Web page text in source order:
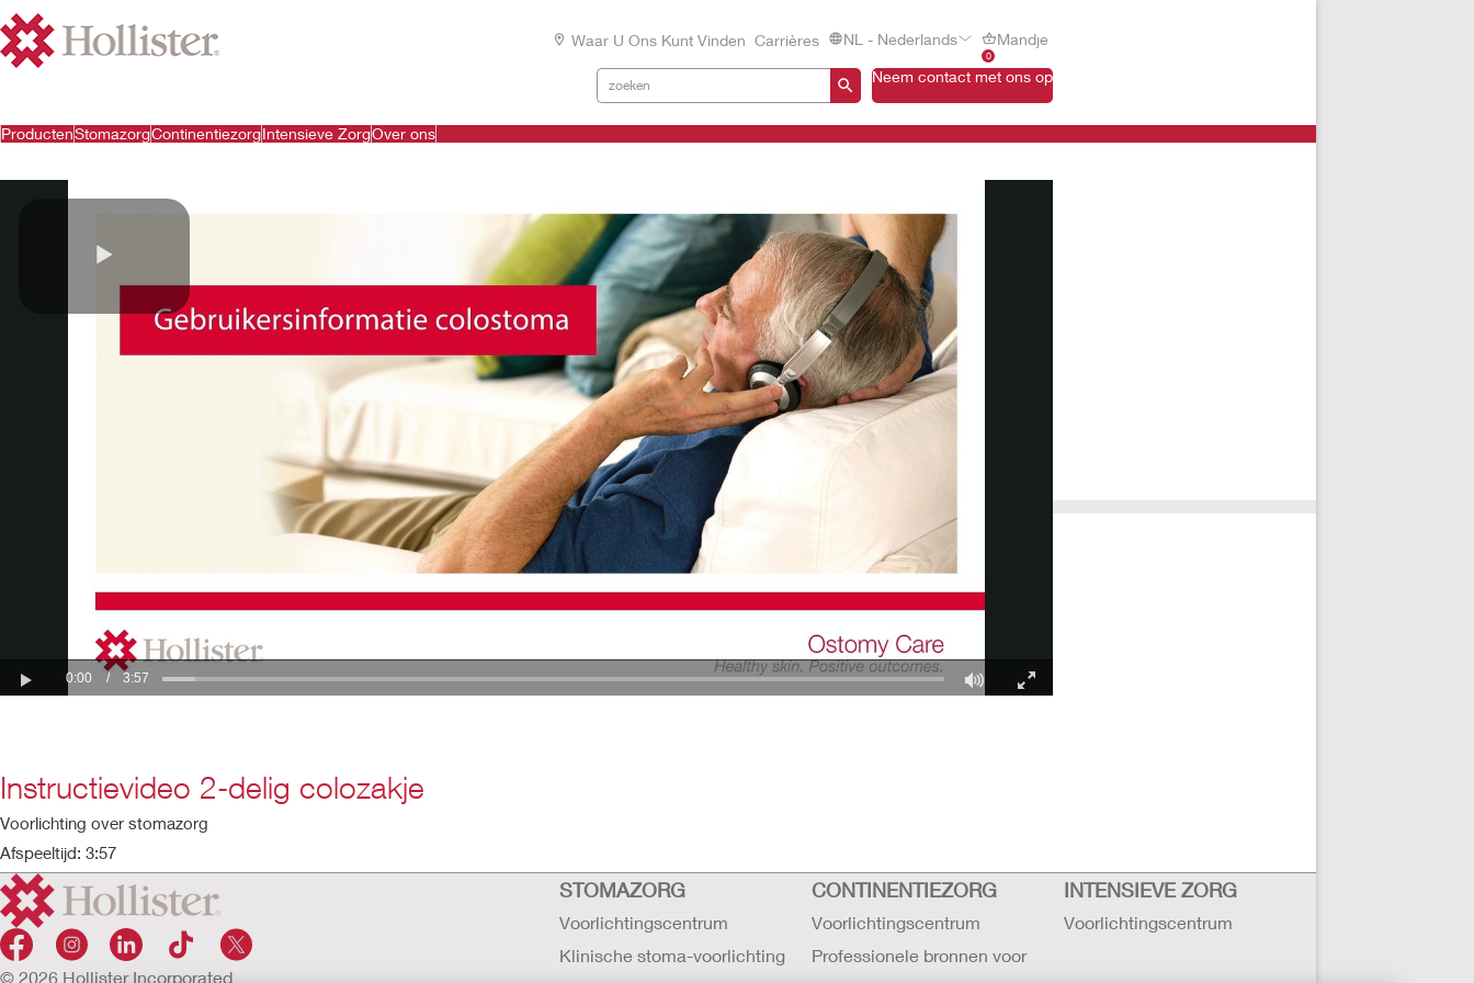
Waar U Ons Kunt Vinden Carrières NL - Nederlands
0
Mandje
Neem contact met ons op
ProductenStomazorgContinentiezorgIntensieve ZorgOver ons
Instructievideo 2-delig colozakje
Voorlichting over stomazorg
Afspeeltijd: 3:57
© 2026 Hollister Incorporated
STOMAZORG
Voorlichtingscentrum
Klinische stoma-voorlichting
CONTINENTIEZORG
Voorlichtingscentrum
Professionele bronnen voor
INTENSIEVE ZORG
Voorlichtingscentrum